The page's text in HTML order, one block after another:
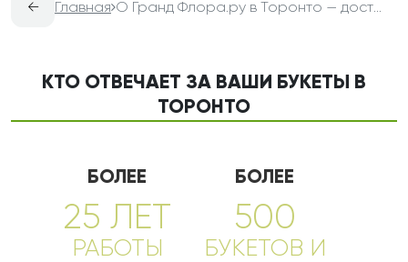
← Главная О Гранд Флора.ру в Торонто — доставка букетов из цветов
КТО ОТВЕЧАЕТ ЗА ВАШИ БУКЕТЫ В
ТОРОНТО
БОЛЕЕ
25 ЛЕТ
РАБОТЫ
БОЛЕЕ
500
БУКЕТОВ И